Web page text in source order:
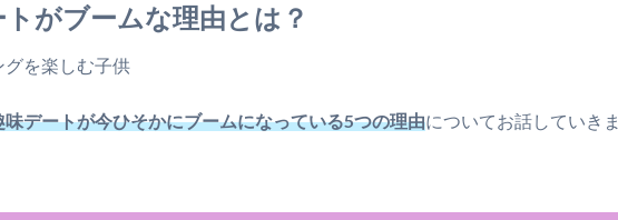
がブームな理由とは？
味デートが今ひそかにブームになっている5つの理由についてお話していきま